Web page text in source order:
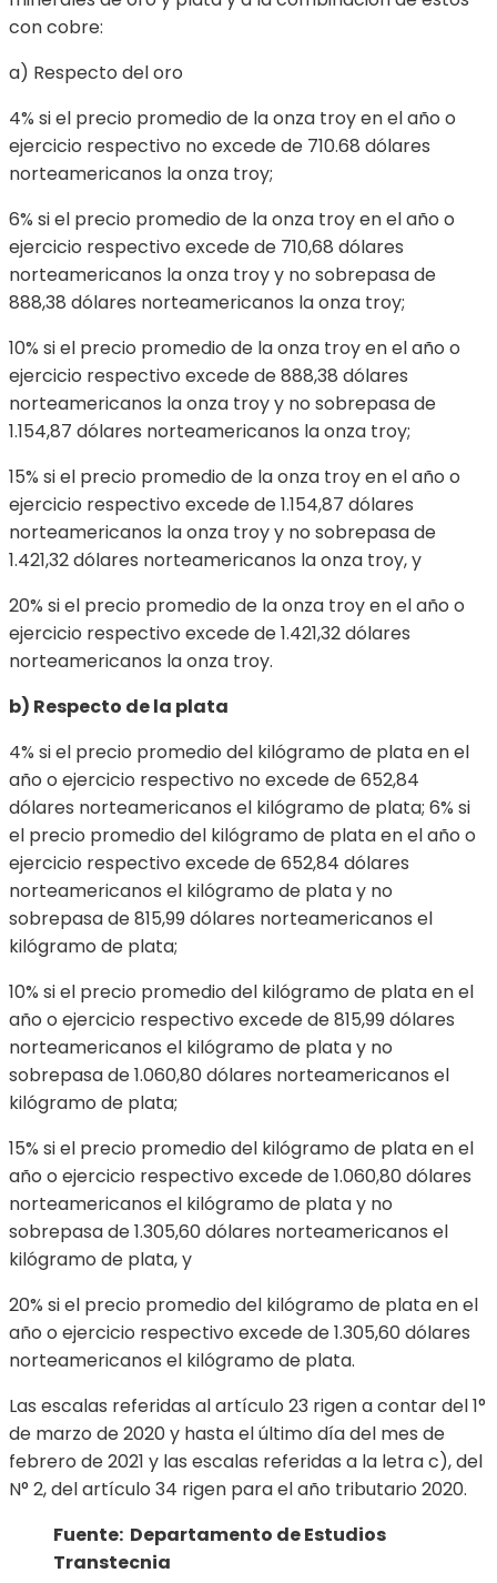
con cobre:
a) Respecto del oro
4% si el precio promedio de la onza troy en el año o
ejercicio respectivo no excede de 710.68 dólares
norteamericanos la onza troy;
6% si el precio promedio de la onza troy en el año o
ejercicio respectivo excede de 710,68 dólares
norteamericanos la onza troy y no sobrepasa de
888,38 dólares norteamericanos la onza troy;
10% si el precio promedio de la onza troy en el año o
ejercicio respectivo excede de 888,38 dólares
norteamericanos la onza troy y no sobrepasa de
1.154,87 dólares norteamericanos la onza troy;
15% si el precio promedio de la onza troy en el año o
ejercicio respectivo excede de 1.154,87 dólares
norteamericanos la onza troy y no sobrepasa de
1.421,32 dólares norteamericanos la onza troy, y
20% si el precio promedio de la onza troy en el año o
ejercicio respectivo excede de 1.421,32 dólares
norteamericanos la onza troy.
b) Respecto de la plata
4% si el precio promedio del kilógramo de plata en el
año o ejercicio respectivo no excede de 652,84
dólares norteamericanos el kilógramo de plata; 6% si
el precio promedio del kilógramo de plata en el año o
ejercicio respectivo excede de 652,84 dólares
norteamericanos el kilógramo de plata y no
sobrepasa de 815,99 dólares norteamericanos el
kilógramo de plata;
10% si el precio promedio del kilógramo de plata en el
año o ejercicio respectivo excede de 815,99 dólares
norteamericanos el kilógramo de plata y no
sobrepasa de 1.060,80 dólares norteamericanos el
kilógramo de plata;
15% si el precio promedio del kilógramo de plata en el
año o ejercicio respectivo excede de 1.060,80 dólares
norteamericanos el kilógramo de plata y no
sobrepasa de 1.305,60 dólares norteamericanos el
kilógramo de plata, y
20% si el precio promedio del kilógramo de plata en el
año o ejercicio respectivo excede de 1.305,60 dólares
norteamericanos el kilógramo de plata.
Las escalas referidas al artículo 23 rigen a contar del 1°
de marzo de 2020 y hasta el último día del mes de
febrero de 2021 y las escalas referidas a la letra c), del
N° 2, del artículo 34 rigen para el año tributario 2020.
Fuente: Departamento de Estudios
Transtecnia